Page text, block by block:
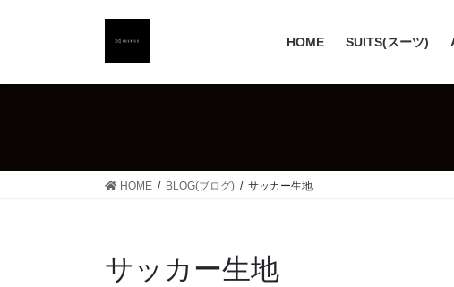
HOME SUITS(スーツ)
HOME BLOG(ブログ) サッカー生地
サッカー生地